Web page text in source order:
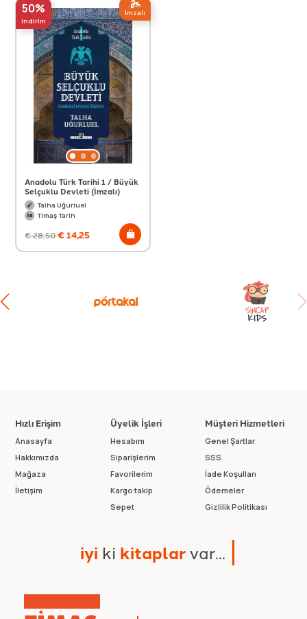
50%
indirim
Imzalı
Anadolu Türk Tarihi 1 / Büyük
Selçuklu Devleti (İmzalı)
Talha Uğurluel
Timaş Tarih
€28,50€14,25
Hızlı Erişim
Anasayfa
Hakkımızda
Mağaza
İletişim
Üyelik İşleri
Hesabım
Siparişlerim
Favorilerim
Kargo takip
Sepet
Müşteri Hizmetleri
Genel Şartlar
SSS
İade Koşulları
Ödemeler
Gizlilik Politikası
iyi ki kitaplarvar...